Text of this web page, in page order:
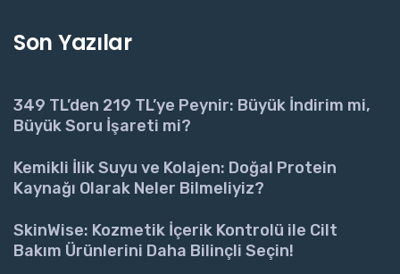
Son Yazılar
349 TL’den 219 TL’ye Peynir: Büyük İndirim mi,
Büyük Soru İşareti mi?
Kemikli İlik Suyu ve Kolajen: Doğal Protein
Kaynağı Olarak Neler Bilmeliyiz?
SkinWise: Kozmetik İçerik Kontrolü ile Cilt
Bakım Ürünlerini Daha Bilinçli Seçin!